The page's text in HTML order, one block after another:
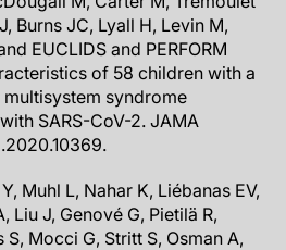
Burns JC, Lyall H, Levin M,
EUCLIDS and PERFORM
of 58 children with a
syndrome
SARS-CoV-2. JAMA
Muhl L, Nahar K, Liébanas EV,
Liu J, Genové G, Pietilä R,
Mocci G, Stritt S, Osman A,